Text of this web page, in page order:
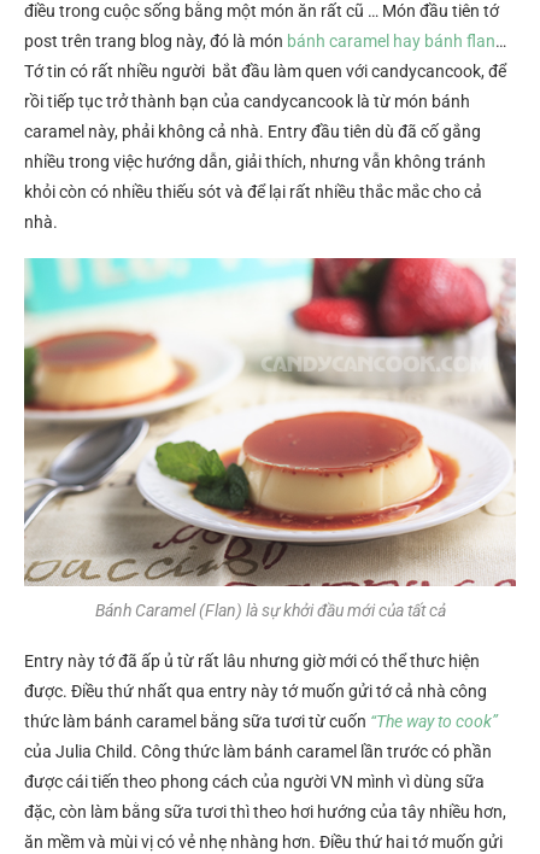
điều trong cuộc sống bằng một món ăn rất cũ … Món đầu tiên tớ
post trên trang blog này, đó là món bánh caramel hay bánh flan…
Tớ tin có rất nhiều người bắt đầu làm quen với candycancook, để
rồi tiếp tục trở thành bạn của candycancook là từ món bánh
caramel này, phải không cả nhà. Entry đầu tiên dù đã cố gắng
nhiều trong việc hướng dẫn, giải thích, nhưng vẫn không tránh
khỏi còn có nhiều thiếu sót và để lại rất nhiều thắc mắc cho cả
nhà.
Bánh Caramel (Flan) là sự khởi đầu mới của tất cả
Entry này tớ đã ấp ủ từ rất lâu nhưng giờ mới có thể thưc hiện
được. Điều thứ nhất qua entry này tớ muốn gửi tớ cả nhà công
thức làm bánh caramel bằng sữa tươi từ cuốn “The way to cook”
của Julia Child. Công thức làm bánh caramel lần trước có phần
được cái tiến theo phong cách của người VN mình vì dùng sữa
đặc, còn làm bằng sữa tươi thì theo hơi hướng của tây nhiều hơn,
ăn mềm và mùi vị có vẻ nhẹ nhàng hơn. Điều thứ hai tớ muốn gửi